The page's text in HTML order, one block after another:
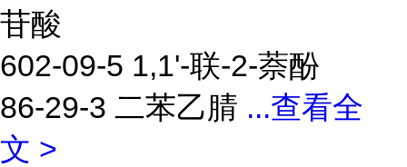
苷酸
602-09-5 1,1'-联-2-萘酚
86-29-3 二苯乙腈 ...查看全
文 >